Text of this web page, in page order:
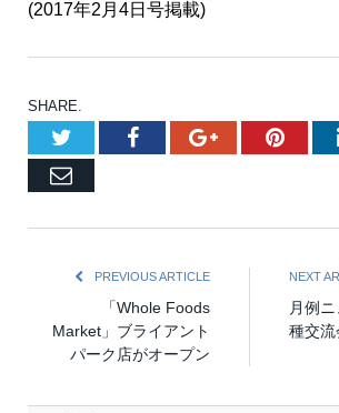
(2017年2月4日号掲載)
SHARE.
TwitterFacebookGoogle+
Email
PREVIOUS ARTICLE
「Whole Foods
Market」ブライアント
パーク店がオープン
NEXT
月例
種交流